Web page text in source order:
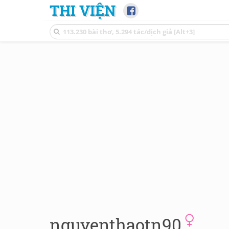
THI VIỆN
nguyenthaotn90